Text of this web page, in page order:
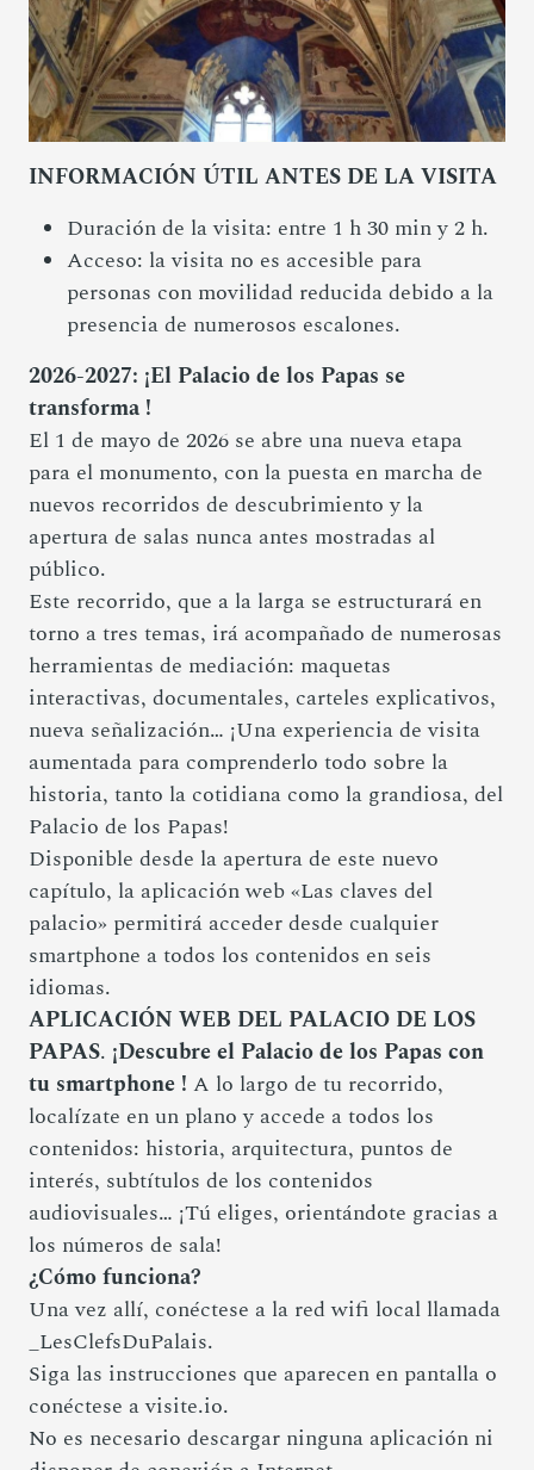
INFORMACIÓN ÚTIL ANTES DE LA VISITA
Duración de la visita: entre 1 h 30 min y 2 h.
Acceso: la visita no es accesible para
personas con movilidad reducida debido a la
presencia de numerosos escalones.
2026-2027: ¡El Palacio de los Papas se
transforma !
El 1 de mayo de 2026 se abre una nueva etapa
para el monumento, con la puesta en marcha de
nuevos recorridos de descubrimiento y la
apertura de salas nunca antes mostradas al
público.
Este recorrido, que a la larga se estructurará en
torno a tres temas, irá acompañado de numerosas
herramientas de mediación: maquetas
interactivas, documentales, carteles explicativos,
nueva señalización… ¡Una experiencia de visita
aumentada para comprenderlo todo sobre la
historia, tanto la cotidiana como la grandiosa, del
Palacio de los Papas!
Disponible desde la apertura de este nuevo
capítulo, la aplicación web «Las claves del
palacio» permitirá acceder desde cualquier
smartphone a todos los contenidos en seis
idiomas.
APLICACIÓN WEB DEL PALACIO DE LOS
PAPAS. ¡Descubre el Palacio de los Papas con
tu smartphone ! A lo largo de tu recorrido,
localízate en un plano y accede a todos los
contenidos: historia, arquitectura, puntos de
interés, subtítulos de los contenidos
audiovisuales… ¡Tú eliges, orientándote gracias a
los números de sala!
¿Cómo funciona?
Una vez allí, conéctese a la red wifi local llamada
_LesClefsDuPalais.
Siga las instrucciones que aparecen en pantalla o
conéctese a visite.io.
No es necesario descargar ninguna aplicación ni